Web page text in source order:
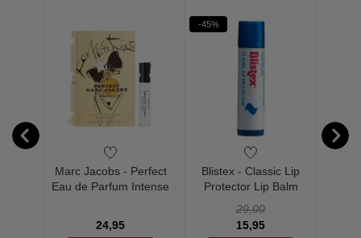
Marc Jacobs - Perfect
Eau de Parfum Intense
24,95
-45%
Blistex - Classic Lip
Protector Lip Balm
29,00
15,95